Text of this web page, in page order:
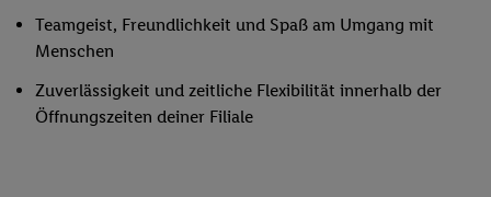
Teamgeist, Freundlichkeit und Spaß am Umgang mit
Menschen
Zuverlässigkeit und zeitliche Flexibilität innerhalb der
Öffnungszeiten deiner Filiale